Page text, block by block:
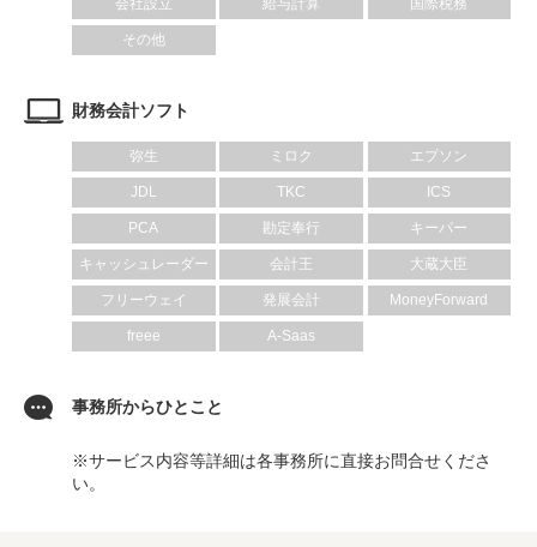
会社設立 給与計算 国際税務
その他
財務会計ソフト
弥生 ミロク エプソン
JDL TKC ICS
PCA 勘定奉行 キーパー
キャッシュレーダー 会計王 大蔵大臣
フリーウェイ 発展会計 MoneyForward
freee A-Saas
事務所からひとこと
※サービス内容等詳細は各事務所に直接お問合せくださ
い。